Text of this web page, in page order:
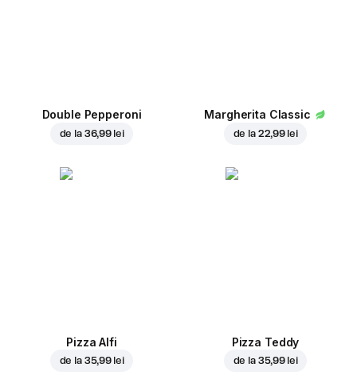
Double Pepperoni
de la 36,99 lei
Margherita Classic
de la 22,99 lei
Pizza Alfi
de la 35,99 lei
Pizza Teddy
de la 35,99 lei